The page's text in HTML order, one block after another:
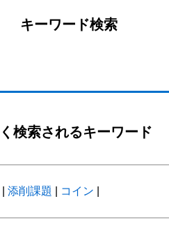
キーワード検索
検索されるキーワード
添削課題 コイン